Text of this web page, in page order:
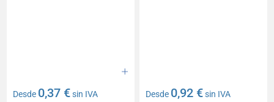
Desde 0,37 €sin IVA Desde 0,92 €sin IVA